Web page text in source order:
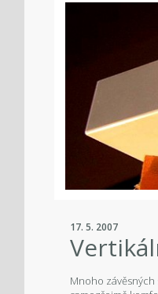
17. 5. 2007
Mnoho